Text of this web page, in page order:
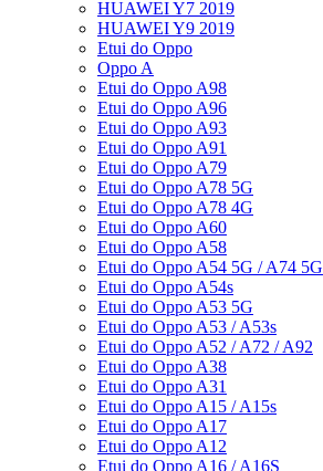
HUAWEI Y7 2019
HUAWEI Y9 2019
Etui do Oppo
Oppo A
Etui do Oppo A98
Etui do Oppo A96
Etui do Oppo A93
Etui do Oppo A91
Etui do Oppo A79
Etui do Oppo A78 5G
Etui do Oppo A78 4G
Etui do Oppo A60
Etui do Oppo A58
Etui do Oppo A54 5G / A74 5G
Etui do Oppo A54s
Etui do Oppo A53 5G
Etui do Oppo A53 / A53s
Etui do Oppo A52 / A72 / A92
Etui do Oppo A38
Etui do Oppo A31
Etui do Oppo A15 / A15s
Etui do Oppo A17
Etui do Oppo A12
Etui do Oppo A16 / A16S